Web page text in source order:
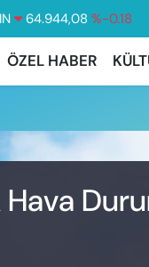
64.944,08 %-0.18
47,7436
%0.18
55,2510 %0.32
6660.55
ÖZEL HABER
Hava